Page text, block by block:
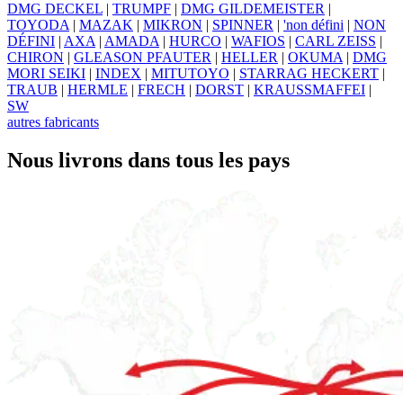
DMG DECKEL | TRUMPF | DMG GILDEMEISTER |
TOYODA | MAZAK | MIKRON | SPINNER | 'non défini | NON
DÉFINI | AXA | AMADA | HURCO | WAFIOS | CARL ZEISS |
CHIRON | GLEASON PFAUTER | HELLER | OKUMA | DMG
MORI SEIKI | INDEX | MITUTOYO | STARRAG HECKERT |
TRAUB | HERMLE | FRECH | DORST | KRAUSSMAFFEI |
SW
autres fabricants
Nous livrons dans tous les pays